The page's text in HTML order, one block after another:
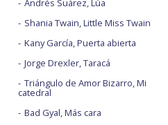
Andrés Suárez, Lúa
Shania Twain, Little Miss Twain
Kany García, Puerta abierta
Jorge Drexler, Taracá
Triángulo de Amor Bizarro, Mi
catedral
Bad Gyal, Más cara